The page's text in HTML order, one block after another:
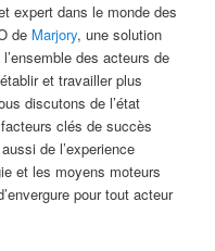
expert dans le monde des
de Marjory, une solution
des acteurs de
et travailler plus
discutons de l’état
clés de succès
de l’experience
et les moyens moteurs
pour tout acteur